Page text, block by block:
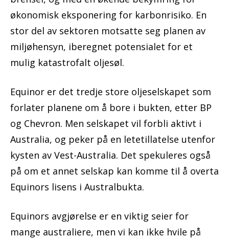
økonomisk eksponering for karbonrisiko. En
stor del av sektoren motsatte seg planen av
miljøhensyn, iberegnet potensialet for et
mulig katastrofalt oljesøl.
Equinor er det tredje store oljeselskapet som
forlater planene om å bore i bukten, etter BP
og Chevron. Men selskapet vil forbli aktivt i
Australia, og peker på en letetillatelse utenfor
kysten av Vest-Australia. Det spekuleres også
på om et annet selskap kan komme til å overta
Equinors lisens i Australbukta.
Equinors avgjørelse er en viktig seier for
mange australiere, men vi kan ikke hvile på